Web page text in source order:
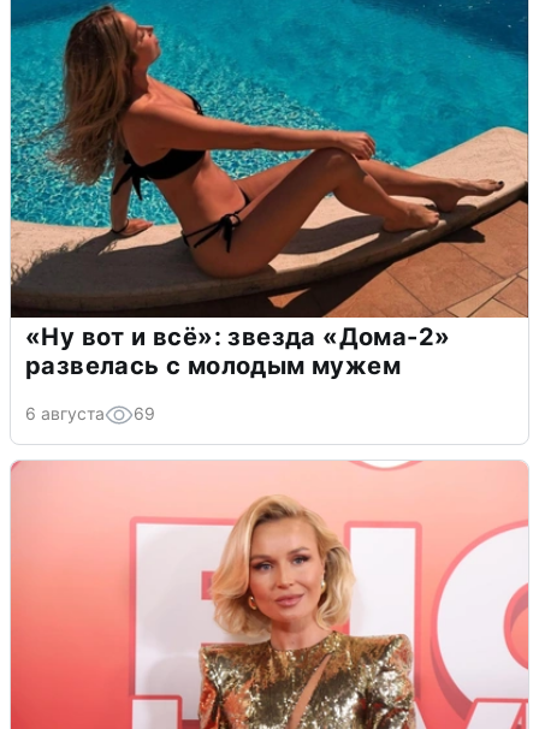
«Ну вот и всё»: звезда «Дома-2»
развелась с молодым мужем
6 августа 69